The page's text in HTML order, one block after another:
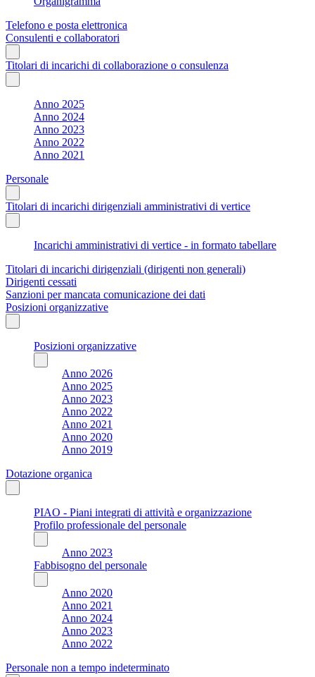
Telefono e posta elettronica
Consulenti e collaboratori
Titolari di incarichi di collaborazione o consulenza
Anno 2025
Anno 2024
Anno 2023
Anno 2022
Anno 2021
Personale
Titolari di incarichi dirigenziali amministrativi di vertice
Incarichi amministrativi di vertice - in formato tabellare
Titolari di incarichi dirigenziali (dirigenti non generali)
Dirigenti cessati
Sanzioni per mancata comunicazione dei dati
Posizioni organizzative
Posizioni organizzative
Anno 2026
Anno 2025
Anno 2023
Anno 2022
Anno 2021
Anno 2020
Anno 2019
Dotazione organica
PIAO - Piani integrati di attività e organizzazione
Profilo professionale del personale
Anno 2023
Fabbisogno del personale
Anno 2020
Anno 2021
Anno 2024
Anno 2023
Anno 2022
Personale non a tempo indeterminato